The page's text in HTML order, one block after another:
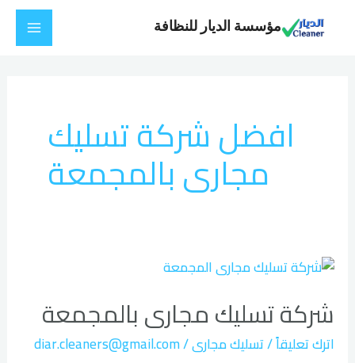
مؤسسة الديار للنظافة
Main
افضل شركة تسليك
مجارى بالمجمعة
شركة تسليك مجارى بالمجمعة
اترك تعليقاً/تسليك مجارى/
diar.cleaners@gmail.com
شركة
مجارى
بالمجمعة